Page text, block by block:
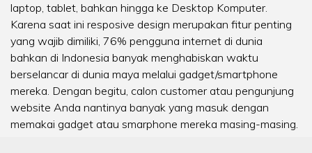
laptop, tablet, bahkan hingga ke Desktop Komputer.
Karena saat ini resposive design merupakan fitur penting
yang wajib dimiliki, 76% pengguna internet di dunia
bahkan di Indonesia banyak menghabiskan waktu
berselancar di dunia maya melalui gadget/smartphone
mereka. Dengan begitu, calon customer atau pengunjung
website Anda nantinya banyak yang masuk dengan
memakai gadget atau smarphone mereka masing-masing.